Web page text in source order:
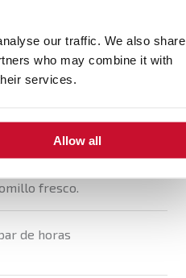
our traffic. We also share
who may combine it with
services.
Allow all
2-3 minutos, removiendo
que se evapore el
fresco.
de horas